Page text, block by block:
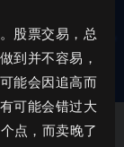
股票交易，总
到并不容易，
能会因追高而
可能会错过大
点，而卖晚了